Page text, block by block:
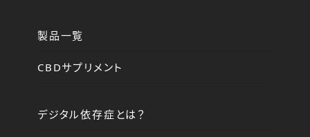
製品一覧
CBDサプリメント
デジタル依存症とは？